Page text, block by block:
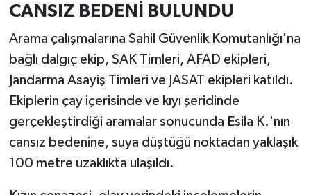
CANSIZ BEDENİ BULUNDU
Arama çalışmalarına Sahil Güvenlik Komutanlığı'na
bağlı dalgıç ekip, SAK Timleri, AFAD ekipleri,
Jandarma Asayiş Timleri ve JASAT ekipleri katıldı.
Ekiplerin çay içerisinde ve kıyı şeridinde
gerçekleştirdiği aramalar sonucunda Esila K.'nın
cansız bedenine, suya düştüğü noktadan yaklaşık
100 metre uzaklıkta ulaşıldı.